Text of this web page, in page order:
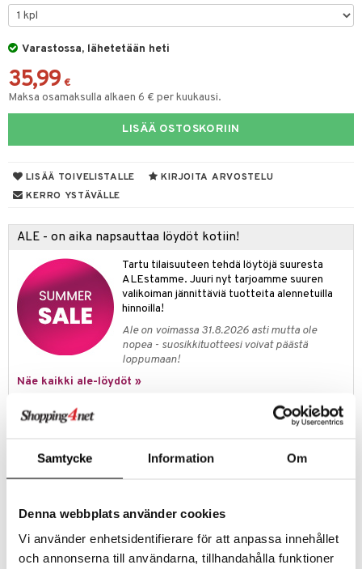
Samtycke Information Om
Denna webbplats använder cookies
Vi använder enhetsidentifierare för att anpassa innehållet
och annonserna till användarna, tillhandahålla funktioner
Varastossa, lähetetään heti
35,99 €
Maksa osamaksulla alkaen 6 € per kuukausi.
LISÄÄ OSTOSKORIIN
LISÄÄ TOIVELISTALLE
KIRJOITA ARVOSTELU
KERRO YSTÄVÄLLE
ALE - on aika napsauttaa löydöt kotiin!
Tartu tilaisuuteen tehdä löytöjä suuresta
ALEstamme. Juuri nyt tarjoamme suuren
valikoiman jännittäviä tuotteita alennetuilla
hinnoilla!
Ale on voimassa 31.8.2026 asti mutta ole
nopea - suosikkituotteesi voivat päästä
loppumaan!
Näe kaikki ale-löydöt »
Wildlife Gardenin pähkinänsärkijä on massiivista puuta lehmuksesta.
Pähkinänsärkijällä voit rikkoa 3 suurta pähkinää puristamalla kahvat
yhteen. Valmistettu käsin hiotusta puusta ja maalattu
Materiaali: Lehmuspuu
Mitat: 23,3 x 7,5 x 4,5 cm
& Vihannesveitset
sisustus
tarvikkeita
tekstiilit
koristelu
säilytys
tekstiilit
Saalit
& Tyynyliinat
& Peitot
& Koukut
& Korit
& Veistokset
Art
& Lyhdyt
& Koukut
& Korit
tekstiilit
tekstiilit
tekstiilit
& Tyynyliinat
& Peitot
hyönteissuoja
& Lyhdyt
& vastauksia